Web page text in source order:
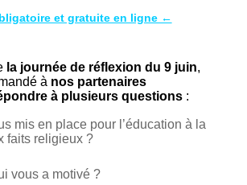
et gratuite en ligne ←
la journée de réflexion du 9 juin,
à nos partenaires
à plusieurs questions:
mis en place pour l’éducation à la
faits religieux ?
vous a motivé ?